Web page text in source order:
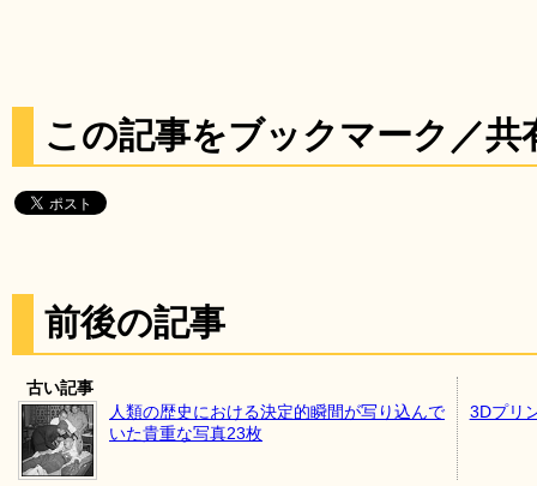
この記事をブックマーク／共
前後の記事
古い記事
人類の歴史における決定的瞬間が写り込んで
いた貴重な写真23枚
3Dプリ